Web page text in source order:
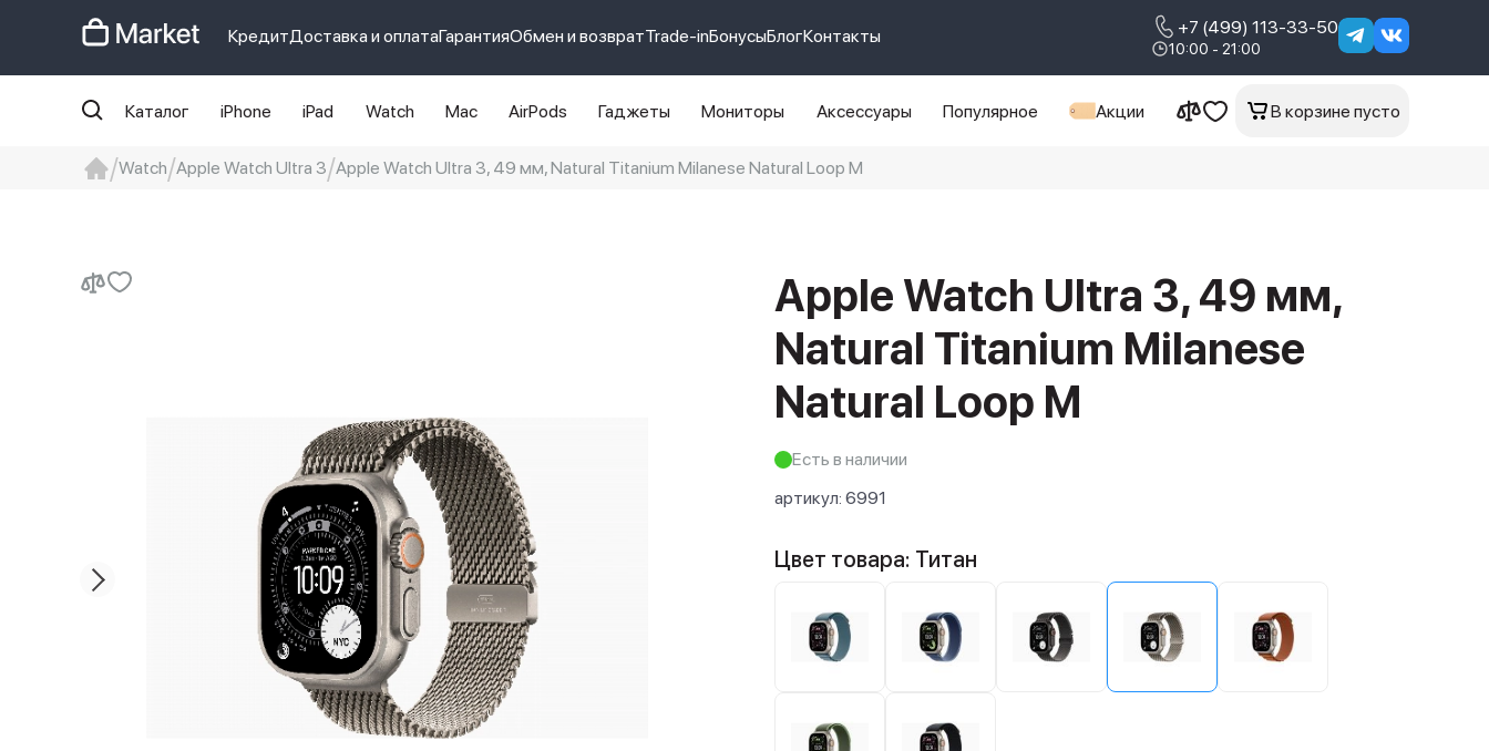
КредитДоставка и оплатаГарантияОбмен и возвратTrade-inБонусыБлогКонтакты +7 (499) 113-33-50
10:00 - 21:00
Каталог iPhone iPad Watch Mac AirPods Гаджеты Мониторы Аксессуары Популярное Акции В корзине пусто
Watch Apple Watch Ultra 3 Apple Watch Ultra 3, 49 мм, Natural Titanium Milanese Natural Loop M
Apple Watch Ultra 3, 49 мм,
Natural Titanium Milanese
Natural Loop M
Есть в наличии
артикул: 6991
Цвет товара: Титан